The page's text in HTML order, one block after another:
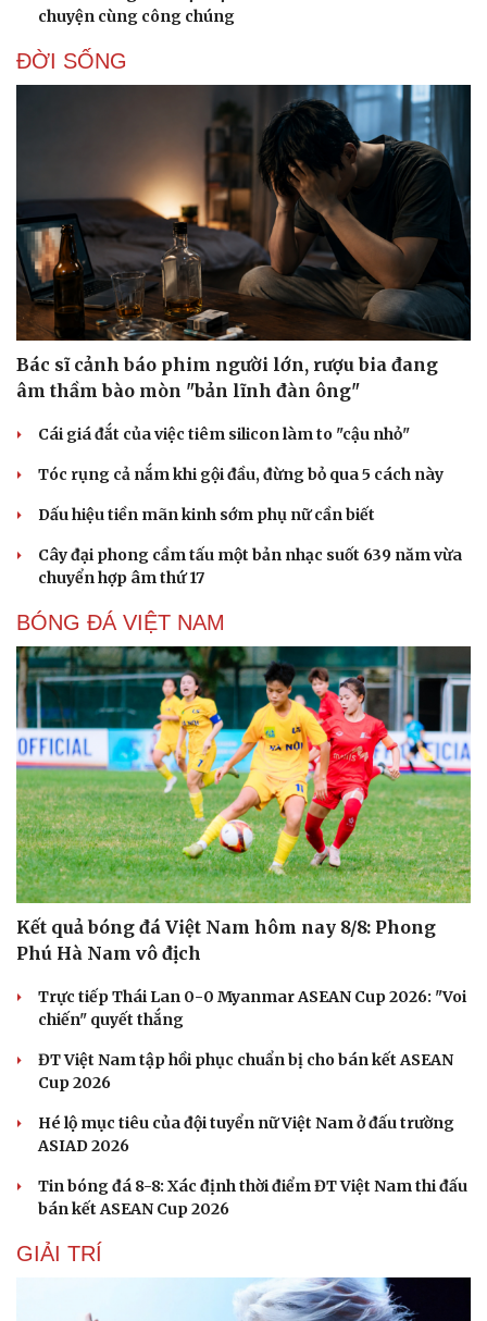
Doanh nghiệp
Doanh nghiệp 24h
Doanh nhân
Trải nghiệm
Chuyển đổi số
chuyện cùng công chúng
ĐỜI SỐNG
Bác sĩ cảnh báo phim người lớn, rượu bia đang
âm thầm bào mòn "bản lĩnh đàn ông"
Cái giá đắt của việc tiêm silicon làm to "cậu nhỏ"
Tóc rụng cả nắm khi gội đầu, đừng bỏ qua 5 cách này
Dấu hiệu tiền mãn kinh sớm phụ nữ cần biết
Cây đại phong cầm tấu một bản nhạc suốt 639 năm vừa
chuyển hợp âm thứ 17
BÓNG ĐÁ VIỆT NAM
Kết quả bóng đá Việt Nam hôm nay 8/8: Phong
Phú Hà Nam vô địch
Trực tiếp Thái Lan 0-0 Myanmar ASEAN Cup 2026: "Voi
chiến" quyết thắng
ĐT Việt Nam tập hồi phục chuẩn bị cho bán kết ASEAN
Cup 2026
Hé lộ mục tiêu của đội tuyển nữ Việt Nam ở đấu trường
ASIAD 2026
Tin bóng đá 8-8: Xác định thời điểm ĐT Việt Nam thi đấu
bán kết ASEAN Cup 2026
GIẢI TRÍ